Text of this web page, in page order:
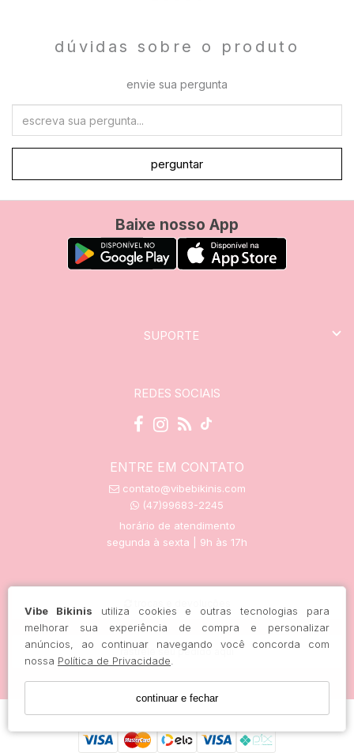
Vibe Bikinis utiliza cookies e outras tecnologias para
melhorar sua experiência de compra e personalizar
anúncios, ao continuar navegando você concorda com
nossa Política de Privacidade
continuar e fechar
dúvidas sobre o produto
envie sua pergunta
perguntar
Baixe nosso App
SUPORTE
REDES SOCIAIS
ENTRE EM CONTATO
contato@vibebikinis.com
(47)99683-2245
horário de atendimento
segunda à sexta | 9h às 17h
rastreie seu pedido aqui